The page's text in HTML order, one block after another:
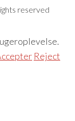
reserved
Reject